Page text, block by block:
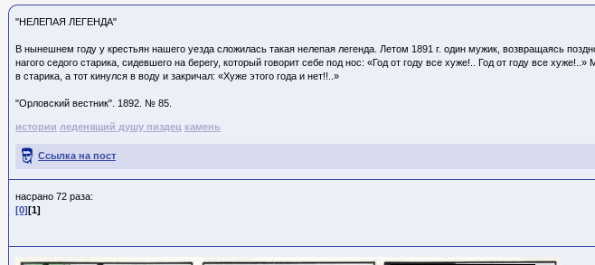
"НЕЛЕПАЯ ЛЕГЕНДА"
В нынешнем году у крестьян нашего уезда сложилась такая нелепая легенда. Летом 1891 г. один мужик, возвращаясь
нагого седого старика, сидевшего на берегу, который говорит себе под нос: «Год от году все хуже!.. Год от году все
в старика, а тот кинулся в воду и закричал: «Хуже этого года и нет!!..»
"Орловский вестник". 1892. № 85.
истории леденящий душу пиздец камень
Ссылка на пост
насрано 72 раза:
[0][1]